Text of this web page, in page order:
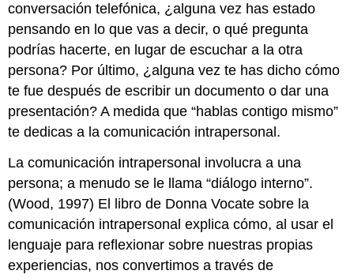
conversación telefónica, ¿alguna vez has estado
pensando en lo que vas a decir, o qué pregunta
podrías hacerte, en lugar de escuchar a la otra
persona? Por último, ¿alguna vez te has dicho cómo
te fue después de escribir un documento o dar una
presentación? A medida que “hablas contigo mismo”
te dedicas a la comunicación intrapersonal.
La comunicación intrapersonal involucra a una
persona; a menudo se le llama “diálogo interno”.
(Wood, 1997) El libro de Donna Vocate sobre la
comunicación intrapersonal explica cómo, al usar el
lenguaje para reflexionar sobre nuestras propias
experiencias, nos convertimos a través de